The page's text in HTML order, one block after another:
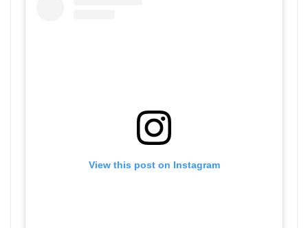
View this post on Instagram